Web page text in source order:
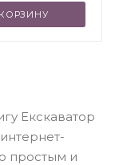
Екскаватор
простым и